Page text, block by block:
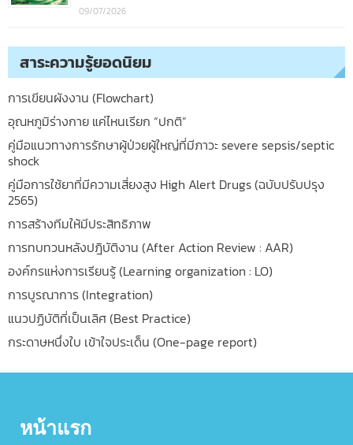
09/07/2026
สาระความรู้ยอดนิยม
การเขียนผังงาน (Flowchart)
อุณหภูมิร่างกาย แค่ไหนเรียก “ปกติ”
คู่มือแนวทางการรักษาผู้ป่วยผู้ใหญ่ที่มีภาวะ severe sepsis/septic
shock
คู่มือการใช้ยาที่มีความเสี่ยงสูง High Alert Drugs (ฉบับปรับปรุง
2565)
การสร้างทีมให้มีประสิทธิภาพ
การทบทวนหลังปฎิบัติงาน (After Action Review : AAR)
องค์กรแห่งการเรียนรู้ (Learning organization : LO)
การบูรณาการ (Integration)
แนวปฏิบัติที่เป็นเลิศ (Best Practice)
กระดาษหนึ่งใบ เข้าใจประเด็น (One-page report)
หน้าแรก